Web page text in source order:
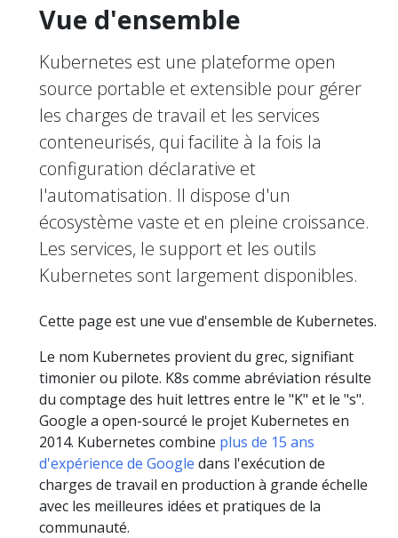
Vue d'ensemble
Kubernetes est une plateforme open
source portable et extensible pour gérer
les charges de travail et les services
conteneurisés, qui facilite à la fois la
configuration déclarative et
l'automatisation. Il dispose d'un
écosystème vaste et en pleine croissance.
Les services, le support et les outils
Kubernetes sont largement disponibles.
Cette page est une vue d'ensemble de Kubernetes.
Le nom Kubernetes provient du grec, signifiant
timonier ou pilote. K8s comme abréviation résulte
du comptage des huit lettres entre le "K" et le "s".
Google a open-sourcé le projet Kubernetes en
2014. Kubernetes combine plus de 15 ans
d'expérience de Google dans l'exécution de
charges de travail en production à grande échelle
avec les meilleures idées et pratiques de la
communauté.